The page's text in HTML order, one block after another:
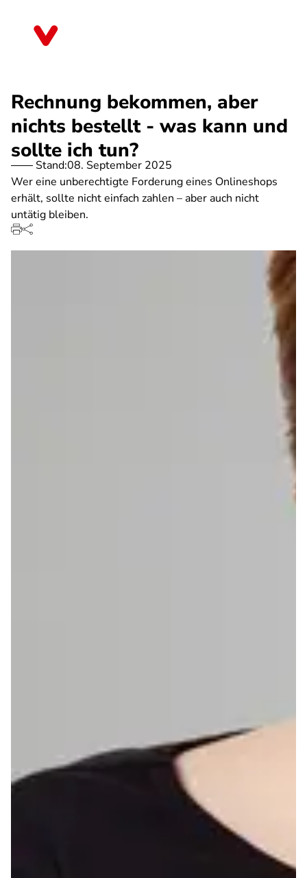
Rechnung bekommen, aber
nichts bestellt - was kann und
sollte ich tun?
Stand:08. September 2025
Wer eine unberechtigte Forderung eines Onlineshops
erhält, sollte nicht einfach zahlen – aber auch nicht
untätig bleiben.